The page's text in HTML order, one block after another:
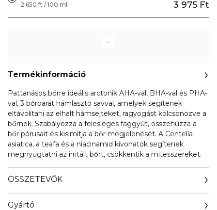
3 975 Ft
2 650 ft / 100 ml
Termékinformáció
Pattanásos bőrre ideális arctonik AHA-val, BHA-val és PHA-
val, 3 bőrbarát hámlasztó savval, amelyek segítenek
eltávolítani az elhalt hámsejteket, ragyogást kölcsönözve a
bőrnek. Szabályozza a felesleges faggyút, összehúzza a
bőr pórusait és kisimítja a bőr megjelenését. A Centella
asiatica, a teafa és a niacinamid kivonatok segítenek
megnyugtatni az irritált bőrt, csökkentik a mitesszereket.
ÖSSZETEVŐK
Gyártó